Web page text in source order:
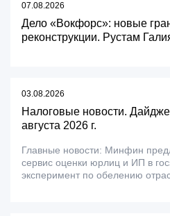
07.08.2026
Дело «Вокфорс»: новые
реконструкции. Рустам
03.08.2026
Налоговые новости.
августа 2026 г.
Главные новости: Минфин
сервис оценки юрлиц и ИП в
эксперимент по обелению